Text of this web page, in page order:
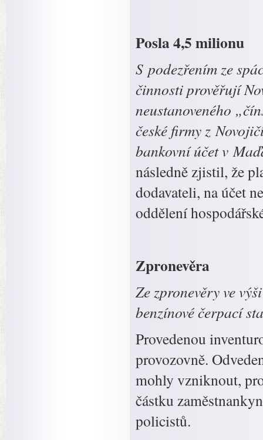
Posla 4,5 milionu
S podezřením ze
činnosti prověřují
neustanoveného
české firmy z
bankovní účet v
následně zjistil, že
dodavateli, na účet
oddělení
Zpronevěra
Ze zpronevěry ve
benzínové čerpací
Provedenou
provozovně.
mohly vzniknout,
částku
policistů.